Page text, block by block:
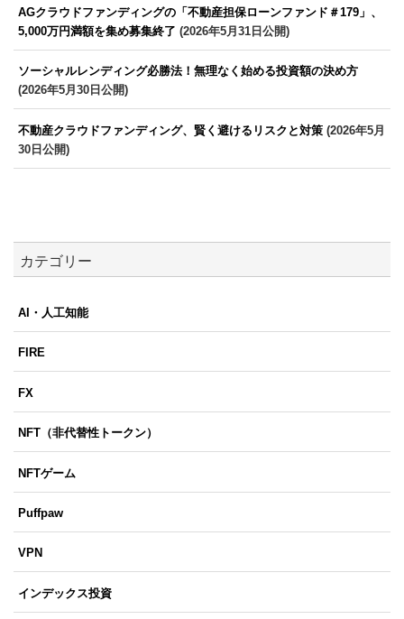
AGクラウドファンディングの「不動産担保ローンファンド＃179」、
5,000万円満額を集め募集終了 (2026年5月31日公開)
ソーシャルレンディング必勝法！無理なく始める投資額の決め方
(2026年5月30日公開)
不動産クラウドファンディング、賢く避けるリスクと対策 (2026年5月
30日公開)
カテゴリー
AI・人工知能
FIRE
FX
NFT（非代替性トークン）
NFTゲーム
Puffpaw
VPN
インデックス投資